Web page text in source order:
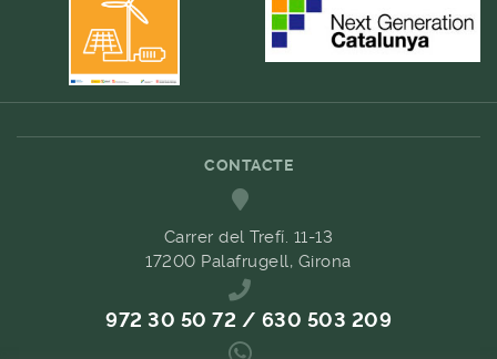
CONTACTE
Carrer del Trefí. 11-13
17200 Palafrugell, Girona
972 30 50 72 / 630 503 209